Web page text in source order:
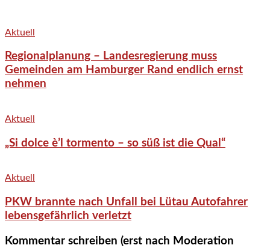
Aktuell
Regionalplanung – Landesregierung muss
Gemeinden am Hamburger Rand endlich ernst
nehmen
Aktuell
„Si dolce è’l tormento – so süß ist die Qual“
Aktuell
PKW brannte nach Unfall bei Lütau Autofahrer
lebensgefährlich verletzt
Kommentar schreiben (erst nach Moderation